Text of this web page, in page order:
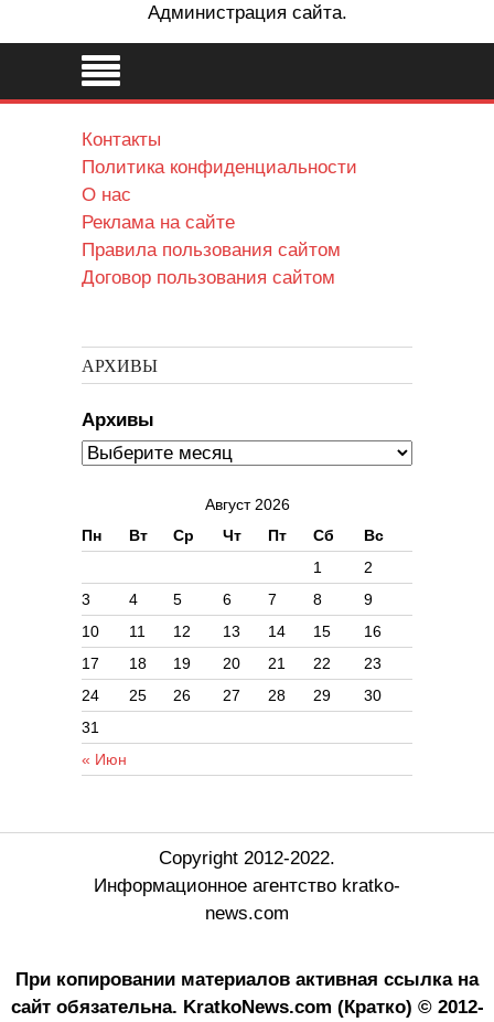
Администрация сайта.
Контакты
Политика конфиденциальности
О нас
Реклама на сайте
Правила пользования сайтом
Договор пользования сайтом
АРХИВЫ
Архивы
Август 2026
Пн
Вт Ср Чт Пт Сб Вс
« Июн
1
2
3
4 5 6 7 8
9
10
11 12 13 14 15
16
17
18 19 20 21 22
23
24
25 26 27 28 29
30
31
Copyright 2012-2022.
Информационное агентство kratko-
news.com
При копировании материалов активная ссылка на
сайт обязательна. KratkoNews.com (Кратко) © 2012-